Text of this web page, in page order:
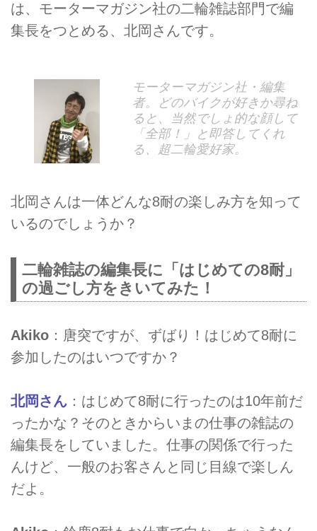
は、モーターマガジン社の二輪雑誌部門で編
集長をつとめる、北岡さんです。
モーターマガジン社・編集
者。どのバイクが好きか尋ね
ると、当然でしょ的な顔して
「全部！」と即答してくれ
る、超二輪愛好家。
北岡さんは一体どんな8耐の楽しみ方を知って
いるのでしょうか？
二輪雑誌の編集長に「はじめての8耐」
の過ごし方をきいてみた！
Akiko ：唐突ですが、ずばり！はじめて8耐に
参加したのはいつですか？
北岡さん ：はじめて8耐に行ったのは10年前だ
ったかな？そのときからいまの仕事の雑誌の
編集長をしていました。仕事の関係で行った
んけど、一般のお客さんと同じ目線で楽しん
だよ。